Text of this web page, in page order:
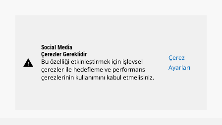
warning
Social Media
Çerezler Gereklidir
Bu özelliği etkinleştirmek için işlevsel
çerezler ile hedefleme ve performans
çerezlerinin kullanımını kabul etmelisiniz.
Çerez
Ayarları